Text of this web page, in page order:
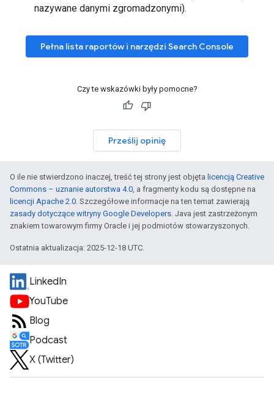
nazywane danymi zgromadzonymi).
Pełna lista raportów i narzędzi Search Console
Czy te wskazówki były pomocne?
Prześlij opinię
O ile nie stwierdzono inaczej, treść tej strony jest objęta licencją Creative
Commons – uznanie autorstwa 4.0, a fragmenty kodu są dostępne na
licencji Apache 2.0. Szczegółowe informacje na ten temat zawierają
zasady dotyczące witryny Google Developers. Java jest zastrzeżonym
znakiem towarowym firmy Oracle i jej podmiotów stowarzyszonych.
Ostatnia aktualizacja: 2025-12-18 UTC.
LinkedIn
YouTube
Blog
Podcast
X (Twitter)